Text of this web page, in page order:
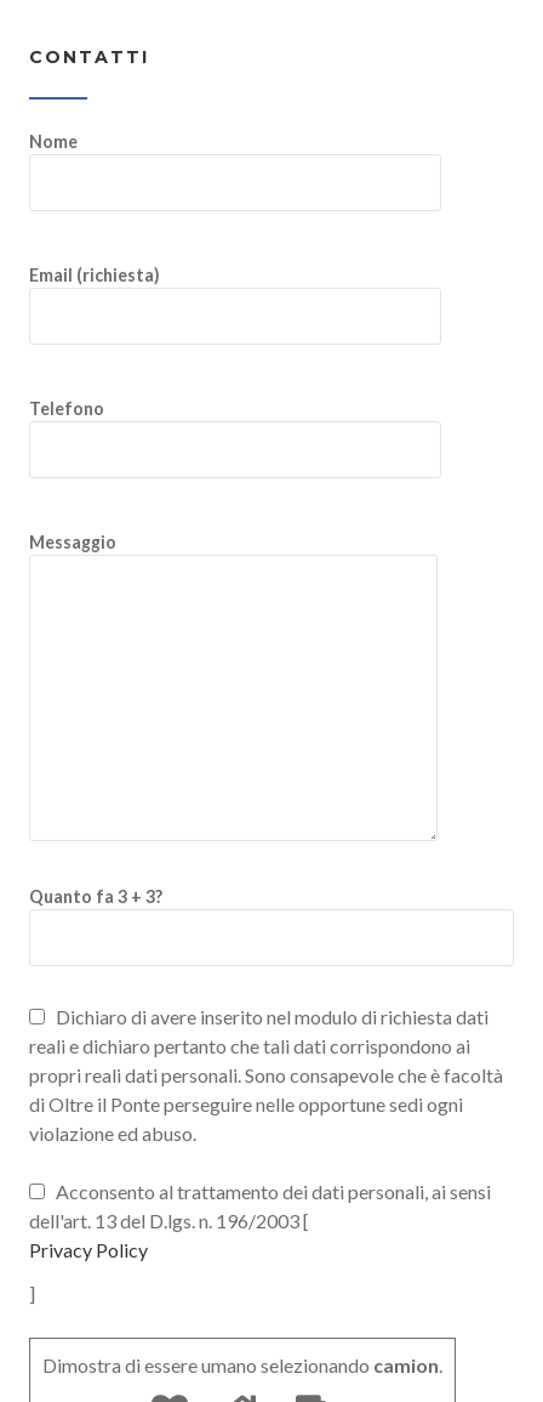
CONTATTI
Nome
Email (richiesta)
Telefono
Messaggio
Quanto fa 3 + 3?
Dichiaro di avere inserito nel modulo di richiesta dati
reali e dichiaro pertanto che tali dati corrispondono ai
propri reali dati personali. Sono consapevole che è facoltà
di Oltre il Ponte perseguire nelle opportune sedi ogni
violazione ed abuso.
Acconsento al trattamento dei dati personali, ai sensi
dell'art. 13 del D.lgs. n. 196/2003 [
Privacy Policy
]
Dimostra di essere umano selezionando camion.